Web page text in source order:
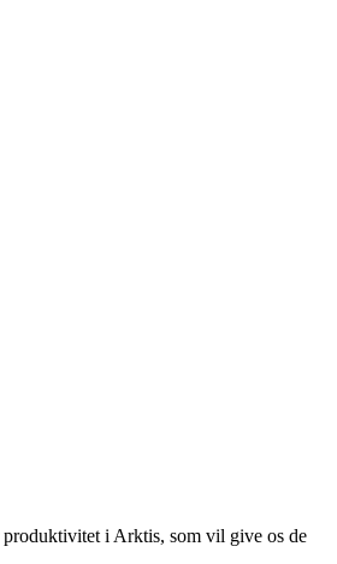
produktivitet i Arktis, som vil give os de